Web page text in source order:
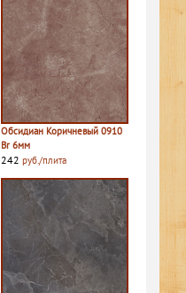
Обсидиан Коричневый 0910
Br 6мм
242 руб./плита